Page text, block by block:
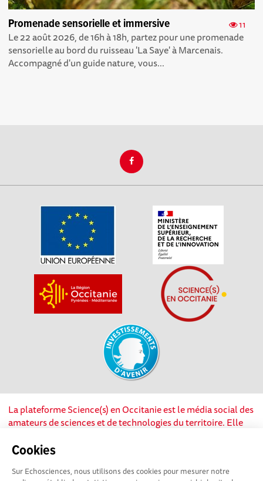
Cookies
Sur Echosciences, nous utilisons des cookies pour mesurer notre
11
Promenade sensorielle et immersive
Le 22 août 2026, de 16h à 18h, partez pour une promenade
sensorielle au bord du ruisseau 'La Saye' à Marcenais.
Accompagné d'un guide nature, vous...
La plateforme Science(s) en Occitanie est le média social des
amateurs de sciences et de technologies du territoire. Elle
soutien de nombreux acteurs locaux. Ce projet est cofinancé
l’Union européenne via les fonds européen de